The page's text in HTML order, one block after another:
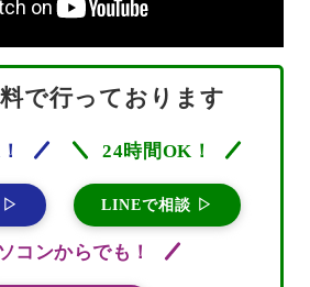
で行っております
▷
24時間OK！
LINEで相談 ▷
コンからでも！